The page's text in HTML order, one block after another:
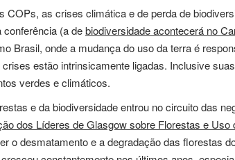
COPs, as crises climática e de perda de
(a debiodiversidade acontecerá no
Brasil, onde a mudança do uso da terra é
estão intrinsicamente ligadas. Inclusive
verdes e climáticos.
e da biodiversidade entrou no circuito das
dos Líderes de Glasgow sobre Florestas e Uso
o desmatamento e a degradação das florestas